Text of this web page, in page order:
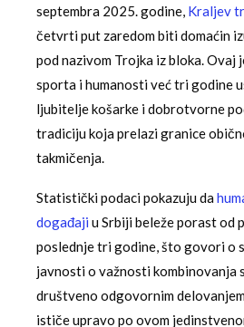
septembra 2025. godine, Kraljev
četvrti put zaredom biti domaćin
pod nazivom Trojka iz bloka. Ovaj
sporta i humanosti već tri godine
ljubitelje košarke i dobrotvorne
tradiciju koja prelazi granice
takmičenja.
Statistički podaci pokazuju da
događaji u Srbiji beleže porast od
poslednje tri godine, što govori o
javnosti o važnosti kombinovanja
društveno odgovornim
ističe upravo po ovom